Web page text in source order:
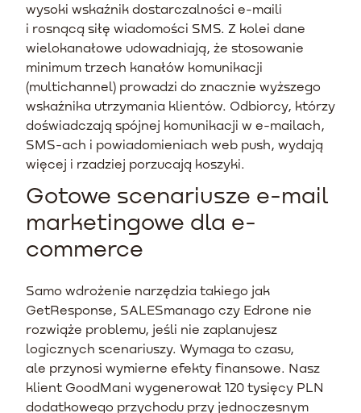
wysoki wskaźnik dostarczalności e-maili
i rosnącą siłę wiadomości SMS. Z kolei dane
wielokanałowe udowadniają, że stosowanie
minimum trzech kanałów komunikacji
(multichannel) prowadzi do znacznie wyższego
wskaźnika utrzymania klientów. Odbiorcy, którzy
doświadczają spójnej komunikacji w e-mailach,
SMS-ach i powiadomieniach web push, wydają
więcej i rzadziej porzucają koszyki.
Gotowe scenariusze e-mail
marketingowe dla e-
commerce
Samo wdrożenie narzędzia takiego jak
GetResponse, SALESmanago czy Edrone nie
rozwiąże problemu, jeśli nie zaplanujesz
logicznych scenariuszy. Wymaga to czasu,
ale przynosi wymierne efekty finansowe. Nasz
klient GoodMani wygenerował 120 tysięcy PLN
dodatkowego przychodu przy jednoczesnym